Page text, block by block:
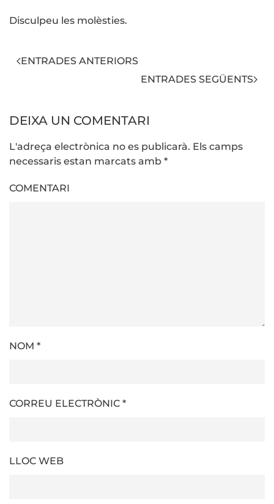
Disculpeu les molèsties.
ENTRADES ANTERIORS
ENTRADES SEGÜENTS
DEIXA UN COMENTARI
L'adreça electrònica no es publicarà. Els camps
necessaris estan marcats amb *
COMENTARI
NOM *
CORREU ELECTRÒNIC *
LLOC WEB